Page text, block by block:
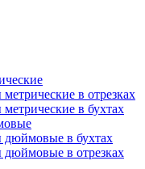
в отрезках
в бухтах
в бухтах
в отрезках